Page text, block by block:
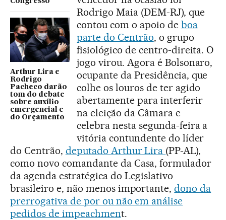
Arthur Lira e
Rodrigo
Pacheco darão
tom do debate
sobre auxílio
emergencial e
do Orçamento
Rodrigo Maia (DEM-RJ), que
contou com o apoio de boa
parte do Centrão, o grupo
fisiológico de centro-direita. O
jogo virou. Agora é Bolsonaro,
ocupante da Presidência, que
colhe os louros de ter agido
abertamente para interferir
na eleição da Câmara e
celebra nesta segunda-feira a
vitória contundente do líder
do Centrão, deputado Arthur Lira (PP-AL),
como novo comandante da Casa, formulador
da agenda estratégica do Legislativo
brasileiro e, não menos importante,dono da
prerrogativa de por ou não em análise
pedidos de impeachment.